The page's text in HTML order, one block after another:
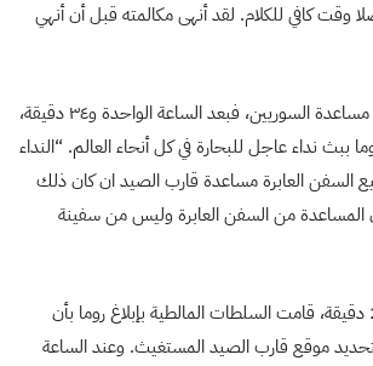
وقت كافي للكلام. لقد أنهى مكالمته قبل أن أنهي
الإيطاليون تعمدوا عدم مساعدة السوريين، فبعد الساعة الواحدة و٣٤ دقيقة،
ببث نداء عاجل للبحارة في كل أنحاء العالم. “النداء
السفن العابرة مساعدة قارب الصيد ان كان ذلك
المساعدة من السفن العابرة وليس من سفينة
عند الساعة الرابعة و22 دقيقة، قامت السلطات المالطية بإبلاغ روما بأن
موقع قارب الصيد المستغيث. وعند الساعة